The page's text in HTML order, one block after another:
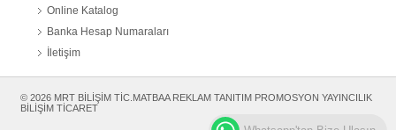
Online Katalog
Banka Hesap Numaraları
İletişim
© 2026 MRT BİLİŞİM TİC.MATBAA REKLAM TANITIM PROMOSYON YAYINCILIK
BİLİŞİM TİCARET